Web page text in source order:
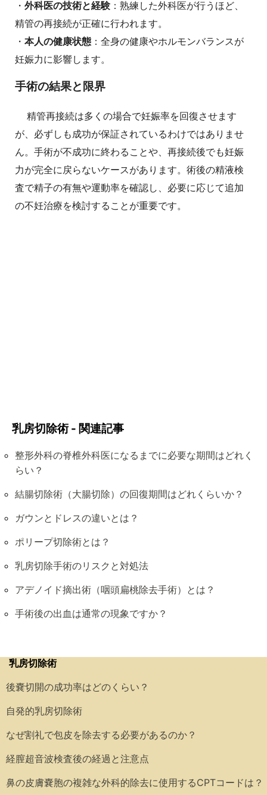
・ 外科医の技術と経験 ：熟練した外科医が行うほど、
精管の再接続が正確に行われます。
・ 本人の健康状態 ：全身の健康やホルモンバランスが
妊娠力に影響します。
手術の結果と限界
精管再接続は多くの場合で妊娠率を回復させます
が、必ずしも成功が保証されているわけではありませ
ん。手術が不成功に終わることや、再接続後でも妊娠
力が完全に戻らないケースがあります。術後の精液検
査で精子の有無や運動率を確認し、必要に応じて追加
の不妊治療を検討することが重要です。
乳房切除術 - 関連記事
整形外科の脊椎外科医になるまでに必要な期間はどれく
らい？
結腸切除術（大腸切除）の回復期間はどれくらいか？
ガウンとドレスの違いとは？
ポリープ切除術とは？
乳房切除手術のリスクと対処法
アデノイド摘出術（咽頭扁桃除去手術）とは？
手術後の出血は通常の現象ですか？
乳房切除術
後嚢切開の成功率はどのくらい？
自発的乳房切除術
なぜ割礼で包皮を除去する必要があるのか？
経膣超音波検査後の経過と注意点
鼻の皮膚嚢胞の複雑な外科的除去に使用するCPTコードは？